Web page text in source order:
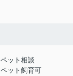
ペット相談
ペット飼育可